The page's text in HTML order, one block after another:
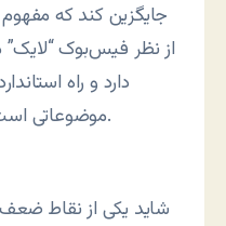
جایگزین کند که
از نظر فیس‌بوک
دارد و راه
موضوعاتی است که کاربران به آنها علاقمندند.
شاید یکی از نقاط